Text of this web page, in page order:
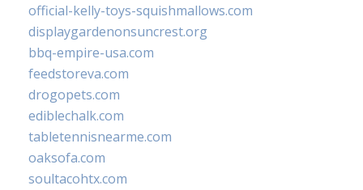
official-kelly-toys-squishmallows.com
displaygardenonsuncrest.org
bbq-empire-usa.com
feedstoreva.com
drogopets.com
ediblechalk.com
tabletennisnearme.com
oaksofa.com
soultacohtx.com